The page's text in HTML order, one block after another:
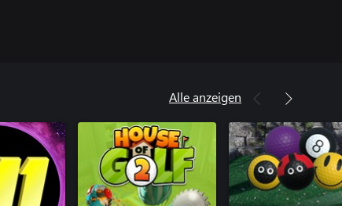
Alle anzeigen